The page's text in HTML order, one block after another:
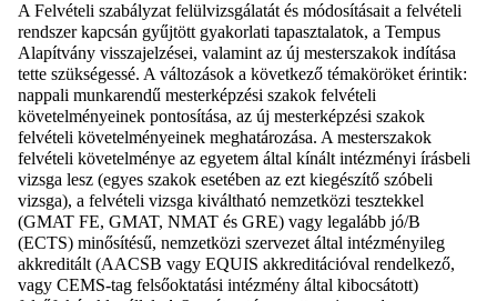
A Felvételi szabályzat felülvizsgálatát és módosításait a felvételi
rendszer kapcsán gyűjtött gyakorlati tapasztalatok, a Tempus
Alapítvány visszajelzései, valamint az új mesterszakok indítása
tette szükségessé. A változások a következő témaköröket érintik:
nappali munkarendű mesterképzési szakok felvételi
követelményeinek pontosítása, az új mesterképzési szakok
felvételi követelményeinek meghatározása. A mesterszakok
felvételi követelménye az egyetem által kínált intézményi írásbeli
vizsga lesz (egyes szakok esetében az ezt kiegészítő szóbeli
vizsga), a felvételi vizsga kiváltható nemzetközi tesztekkel
(GMAT FE, GMAT, NMAT és GRE) vagy legalább jó/B
(ECTS) minősítésű, nemzetközi szervezet által intézményileg
akkreditált (AACSB vagy EQUIS akkreditációval rendelkező,
vagy CEMS-tag felsőoktatási intézmény által kibocsátott)